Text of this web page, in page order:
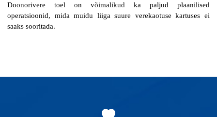
Doonorivere toel on võimalikud ka paljud plaanilised
operatsioonid, mida muidu liiga suure verekaotuse kartuses ei
saaks sooritada.